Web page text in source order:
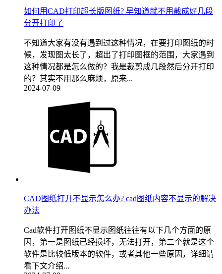
如何用CAD打印超长版图纸? 早知道就不用截成好几段
分开打印了
不知道大家有没有遇到过这种情况，在要打印图纸的时
候，发现图太长了，超出了打印图框的范围，大家遇到
这种情况都是怎么做的？我是裁剪成几段然后分开打印
的？其实不用那么麻烦，原来...
2024-07-09
CAD图纸打开不显示怎么办? cad图纸内容不显示的解决
办法
Cad软件打开图纸不显示图纸往往有以下几个方面的原
因，第一是图纸已经损坏，无法打开，第二个就是这个
软件是比较低版本的软件，或者其他一些原因，详细请
看下文介绍...